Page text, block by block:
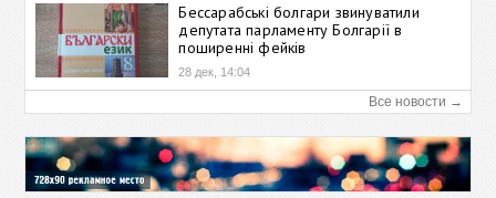
Бессарабські болгари звинуватили
депутата парламенту Болгарії в
поширенні фейків
28 дек, 14:04
Все новости →